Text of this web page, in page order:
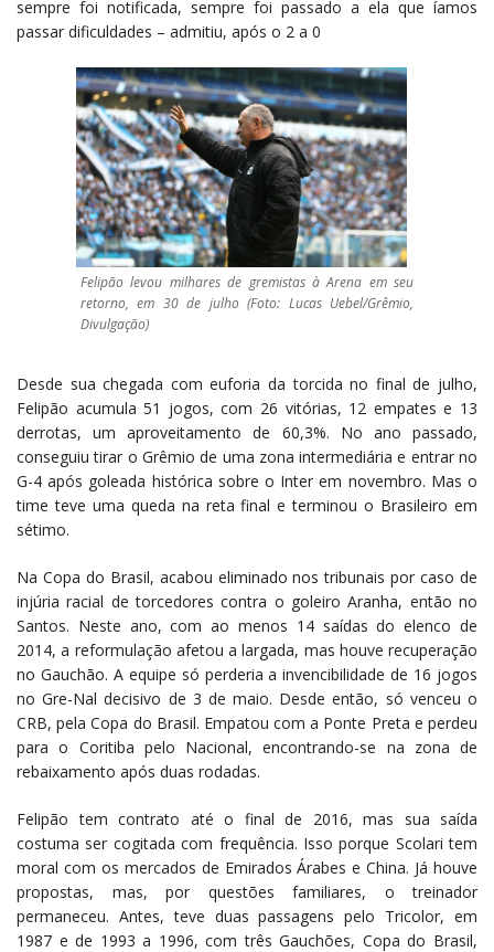
sempre foi notificada, sempre foi passado a ela que íamos
passar dificuldades – admitiu, após o 2 a 0
Felipão levou milhares de gremistas à Arena em seu
retorno, em 30 de julho (Foto: Lucas Uebel/Grêmio,
Divulgação)
Desde sua chegada com euforia da torcida no final de julho,
Felipão acumula 51 jogos, com 26 vitórias, 12 empates e 13
derrotas, um aproveitamento de 60,3%. No ano passado,
conseguiu tirar o Grêmio de uma zona intermediária e entrar no
G-4 após goleada histórica sobre o Inter em novembro. Mas o
time teve uma queda na reta final e terminou o Brasileiro em
sétimo.
Na Copa do Brasil, acabou eliminado nos tribunais por caso de
injúria racial de torcedores contra o goleiro Aranha, então no
Santos. Neste ano, com ao menos 14 saídas do elenco de
2014, a reformulação afetou a largada, mas houve recuperação
no Gauchão. A equipe só perderia a invencibilidade de 16 jogos
no Gre-Nal decisivo de 3 de maio. Desde então, só venceu o
CRB, pela Copa do Brasil. Empatou com a Ponte Preta e perdeu
para o Coritiba pelo Nacional, encontrando-se na zona de
rebaixamento após duas rodadas.
Felipão tem contrato até o final de 2016, mas sua saída
costuma ser cogitada com frequência. Isso porque Scolari tem
moral com os mercados de Emirados Árabes e China. Já houve
propostas, mas, por questões familiares, o treinador
permaneceu. Antes, teve duas passagens pelo Tricolor, em
1987 e de 1993 a 1996, com três Gauchões, Copa do Brasil,